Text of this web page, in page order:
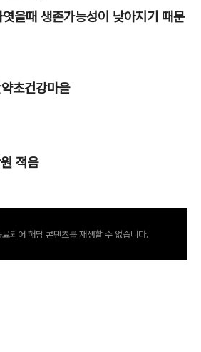
을때 생존가능성이 낮아지기 때문
초건강마을
적음
되어 해당 콘텐츠를 재생할 수 없습니다.